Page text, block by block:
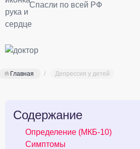
Спасли по всей РФ
Главная Депрессия у детей
Содержание
Определение (МКБ-10)
Симптомы